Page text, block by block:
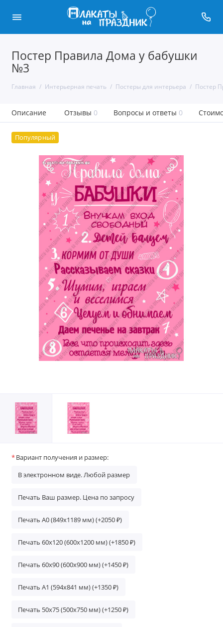
Постер Правила Дома у бабушки
№3
Главная Интерьерная печать Постеры для интерьера Постер
Описание Отзывы 0 Вопросы и ответы 0
Популярный
Вариант получения и размер:
В электронном виде. Любой размер
Печать Ваш размер. Цена по запросу
Печать А0 (849х1189 мм) (+2050 ₽)
Печать 60х120 (600х1200 мм) (+1850 ₽)
Печать 60х90 (600х900 мм) (+1450 ₽)
Печать А1 (594х841 мм) (+1350 ₽)
Печать 50х75 (500х750 мм) (+1250 ₽)